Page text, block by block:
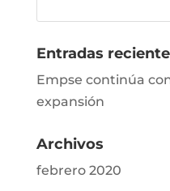
Entradas
Empse continúa
expansión
Archivos
febrero 2020